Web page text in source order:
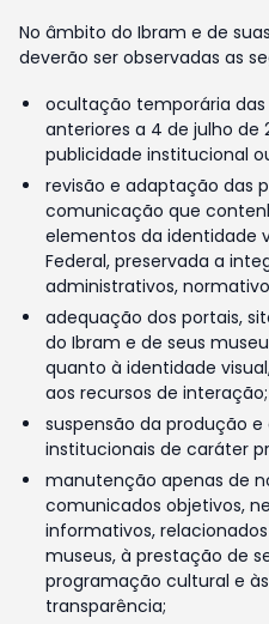
No âmbito do Ibram e de
deverão ser observadas as
ocultação temporária
anteriores a 4 de julho de
publicidade institucional
revisão e adaptação das
comunicação que
elementos da identidade
Federal, preservada a
administrativos,
adequação dos portais,
do Ibram e de seus
quanto à identidade
aos recursos de interação;
suspensão da produção
institucionais de caráter
manutenção apenas de
comunicados objetivos,
informativos,
museus, à prestação de
programação cultural e
transparência;